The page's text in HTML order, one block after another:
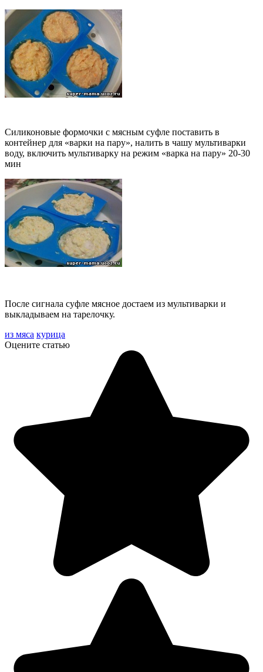
Силиконовые формочки с мясным суфле поставить в
контейнер для «варки на пару», налить в чашу мультиварки
воду, включить мультиварку на режим «варка на пару» 20-30
мин
После сигнала суфле мясное достаем из мультиварки и
выкладываем на тарелочку.
из мяса курица
Оцените статью